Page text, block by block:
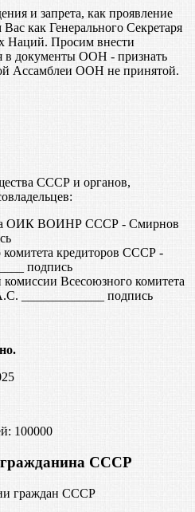
и запрета, как проявление
как Генерального Секретаря
Наций. Просим внести
в документы ООН - признать
Ассамблеи ООН не принятой.
СССР и органов,
ОИК ВОИНР СССР - Смирнов
кредиторов СССР -
подпись
Всесоюзного комитета
_____________ подпись
100000
гражданина СССР
граждан СССР